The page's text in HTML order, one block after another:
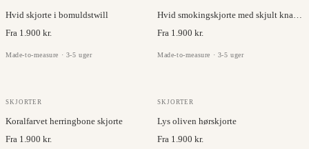
Hvid skjorte i bomuldstwill
Fra 1.900 kr.
Made-to-measure · 3-5 uger
Hvid smokingskjorte med skjult knaplukning
Fra 1.900 kr.
Made-to-measure · 3-5 uger
RUKI
SKJORTER
Koralfarvet herringbone skjorte
Fra 1.900 kr.
BRISBANE MOSS
SKJORTER
Lys oliven hørskjorte
Fra 1.900 kr.